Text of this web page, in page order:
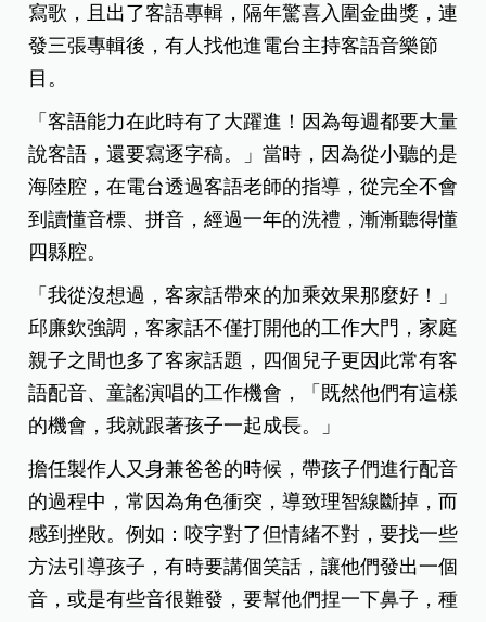
寫歌，且出了客語專輯，隔年驚喜入圍金曲獎，連
發三張專輯後，有人找他進電台主持客語音樂節
目。
「客語能力在此時有了大躍進！因為每週都要大量
說客語，還要寫逐字稿。」當時，因為從小聽的是
海陸腔，在電台透過客語老師的指導，從完全不會
到讀懂音標、拼音，經過一年的洗禮，漸漸聽得懂
四縣腔。
「我從沒想過，客家話帶來的加乘效果那麼好！」
邱廉欽強調，客家話不僅打開他的工作大門，家庭
親子之間也多了客家話題，四個兒子更因此常有客
語配音、童謠演唱的工作機會，「既然他們有這樣
的機會，我就跟著孩子一起成長。」
擔任製作人又身兼爸爸的時候，帶孩子們進行配音
的過程中，常因為角色衝突，導致理智線斷掉，而
感到挫敗。例如：咬字對了但情緒不對，要找一些
方法引導孩子，有時要講個笑話，讓他們發出一個
音，或是有些音很難發，要幫他們捏一下鼻子，種